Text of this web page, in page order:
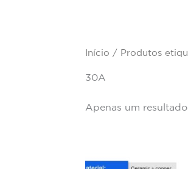
Início / Produtos
30A
Apenas um resultado